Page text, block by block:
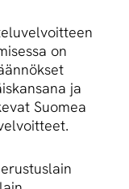
on
ja
Suomea